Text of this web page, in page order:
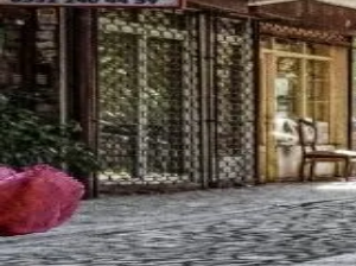
發現
廣場 消息 我的
繁體中文
首页>广场>东城海归